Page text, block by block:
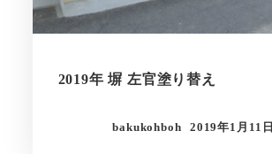
2019年 塀 左官塗り替え
bakukohboh 2019年1月11日